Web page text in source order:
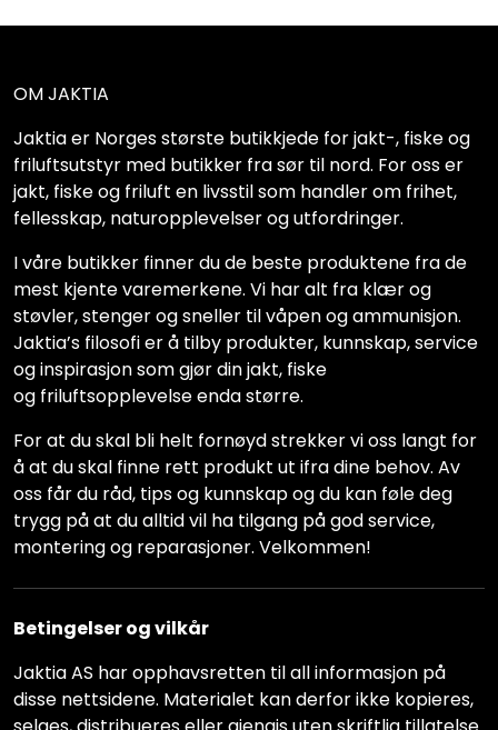
OM JAKTIA
Jaktia er Norges største butikkjede for jakt-, fiske og
friluftsutstyr med butikker fra sør til nord. For oss er
jakt, fiske og friluft en livsstil som handler om frihet,
fellesskap, naturopplevelser og utfordringer.
I våre butikker finner du de beste produktene fra de
mest kjente varemerkene. Vi har alt fra klær og
støvler, stenger og sneller til våpen og ammunisjon.
Jaktia’s filosofi er å tilby produkter, kunnskap, service
og inspirasjon som gjør din jakt, fiske
og friluftsopplevelse enda større.
For at du skal bli helt fornøyd strekker vi oss langt for
å at du skal finne rett produkt ut ifra dine behov. Av
oss får du råd, tips og kunnskap og du kan føle deg
trygg på at du alltid vil ha tilgang på god service,
montering og reparasjoner. Velkommen!
Betingelser og vilkår
Jaktia AS har opphavsretten til all informasjon på
disse nettsidene. Materialet kan derfor ikke kopieres,